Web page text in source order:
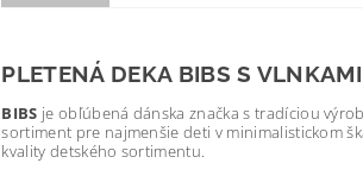
PLETENÁ DEKA BIBS S VLNKAMI
BIBS je obľúbená dánska značka s tradíciou
sortiment pre najmenšie deti v minimalistickom
kvality detského sortimentu.